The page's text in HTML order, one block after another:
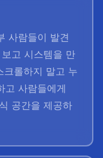
사람들이 발견
고 시스템을 만
크롤하지 말고 누
고 사람들에게
공간을 제공하